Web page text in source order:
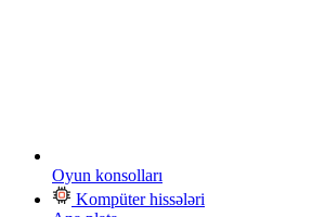
Oyun konsolları
Kompüter hissələri